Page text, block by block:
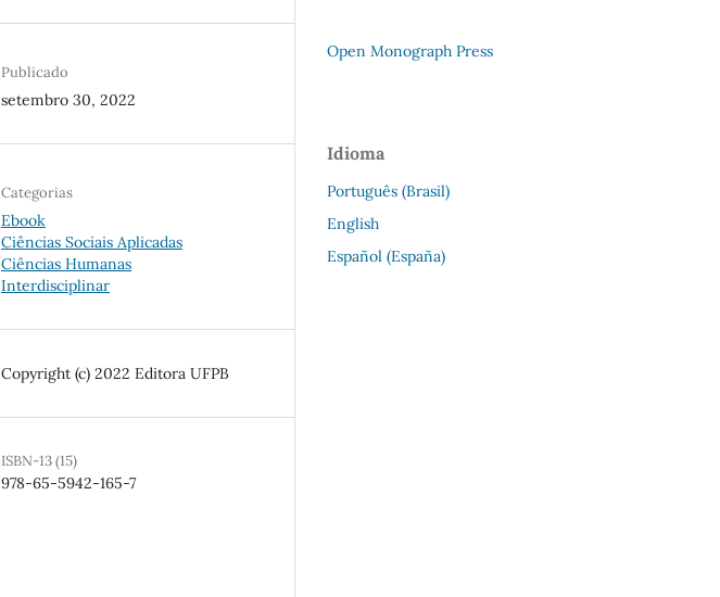
Publicado
setembro 30, 2022
Categorias
Ebook
Ciências Sociais Aplicadas
Ciências Humanas
Interdisciplinar
Copyright (c) 2022 Editora UFPB
ISBN-13 (15)
978-65-5942-165-7
Open Monograph Press
Idioma
Português (Brasil)
English
Español (España)